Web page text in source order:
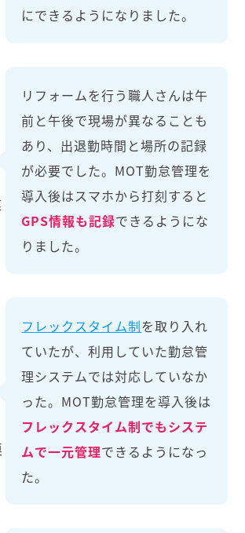
にできるようになりました。
リフォームを行う職人さんは午
前と午後で現場が異なることも
あり、出退勤時間と場所の記録
が必要でした。MOT勤怠管理を
導入後はスマホから打刻すると
GPS情報も記録できるようにな
りました。
フレックスタイム制を取り入れ
ていたが、利用していた勤怠管
理システムでは対応していなか
った。MOT勤怠管理を導入後は
フレックスタイム制でもシステ
ムで一元管理できるようになっ
た。